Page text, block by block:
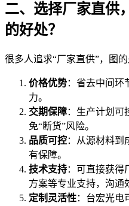
二、选择厂家直供
的好处？
很多人追求“厂家直供”，图的
价格优势：省去中间环
力。
交期保障：生产计划可
免“断货”风险。
品质可控：从源材料到
有保障。
技术支持：可直接获得
方案等专业支持，沟通
定制灵活性：台宏光电